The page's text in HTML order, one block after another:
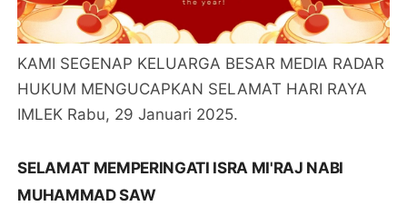
KAMI SEGENAP KELUARGA BESAR MEDIA RADAR
HUKUM MENGUCAPKAN SELAMAT HARI RAYA
IMLEK Rabu, 29 Januari 2025.
SELAMAT MEMPERINGATI ISRA MI'RAJ NABI
MUHAMMAD SAW